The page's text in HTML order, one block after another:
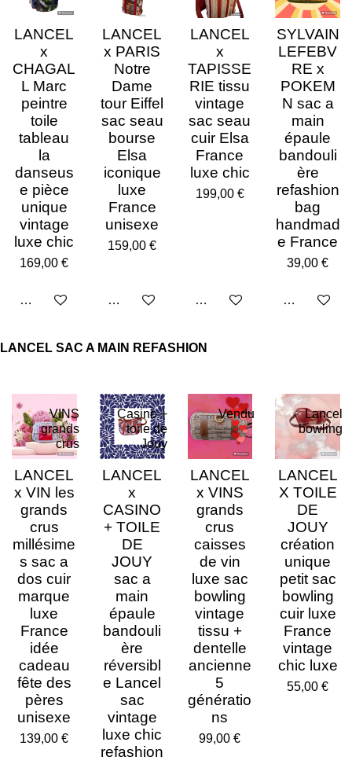
LANCEL
x
CHAGAL
L Marc
peintre
toile
tableau
la
danseus
e pièce
unique
vintage
luxe chic
169,00 €
Ajouter au panier
LANCEL
x PARIS
Notre
Dame
tour Eiffel
sac seau
bourse
Elsa
iconique
luxe
France
unisexe
159,00 €
Ajouter au panier
LANCEL
x
TAPISSE
RIE tissu
vintage
sac seau
cuir Elsa
France
luxe chic
199,00 €
Ajouter au panier
SYLVAIN
LEFEBV
RE x
POKEM
N sac a
main
épaule
bandouli
ère
refashion
bag
handmad
e France
39,00 €
Ajouter au
LANCEL SAC A MAIN REFASHION
VINS
grands
crus
LANCEL
x VIN les
grands
crus
millésime
s sac a
dos cuir
marque
luxe
France
idée
cadeau
fête des
pères
unisexe
139,00 €
Casino +
toile de
Jouy
LANCEL
x
CASINO
+ TOILE
DE
JOUY
sac a
main
épaule
bandouli
ère
réversibl
e Lancel
sac
vintage
luxe chic
refashion
Vendu
LANCEL
x VINS
grands
crus
caisses
de vin
luxe sac
bowling
vintage
tissu +
dentelle
ancienne
5
génératio
ns
99,00 €
Lancel
bowling
LANCEL
X TOILE
DE
JOUY
création
unique
petit sac
bowling
cuir luxe
France
vintage
chic luxe
55,00 €